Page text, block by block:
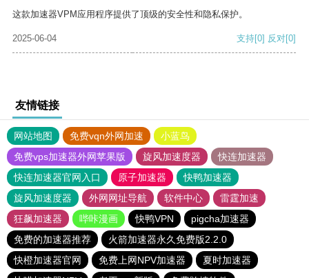
这款加速器VPM应用程序提供了顶级的安全性和隐私保护。
2025-06-04 支持[0] 反对[0]
友情链接
网站地图 免费vqn外网加速
小蓝鸟
免费vps加速器外网苹果版
旋风加速度器
快连加速器
快连加速器官网入口
原子加速器
快鸭加速器
旋风加速度器
外网网址导航 软件中心
雷霆加速
狂飙加速器
哔咔漫画 快鸭VPN
pigcha加速器
免费的加速器推荐
火箭加速器永久免费版2.2.0
快橙加速器官网
免费上网NPV加速器
夏时加速器